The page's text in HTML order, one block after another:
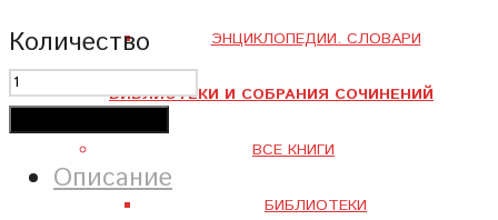
ЭНЦИКЛОПЕДИИ. СЛОВАРИ
БИБЛИОТЕКИ И СОБРАНИЯ СОЧИНЕНИЙ
ВСЕ КНИГИ
БИБЛИОТЕКИ
Количество
Описание